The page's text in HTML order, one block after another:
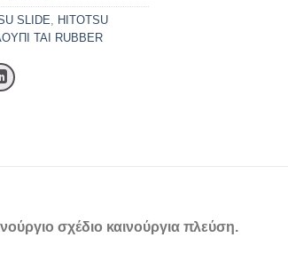
SLIDE
HITOTSU
TAI RUBBER
σχέδιο καινούργια πλεύση.